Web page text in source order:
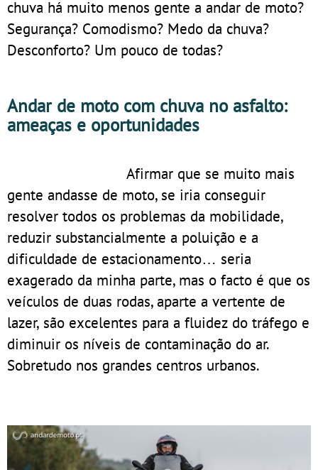
chuva há muito menos gente a andar de moto?
Segurança? Comodismo? Medo da chuva?
Desconforto? Um pouco de todas?
Andar de moto com chuva no asfalto:
ameaças e oportunidades
Afirmar que se muito mais
gente andasse de moto, se iria conseguir
resolver todos os problemas da mobilidade,
reduzir substancialmente a poluição e a
dificuldade de estacionamento… seria
exagerado da minha parte, mas o facto é que os
veículos de duas rodas, aparte a vertente de
lazer, são excelentes para a fluidez do tráfego e
diminuir os níveis de contaminação do ar.
Sobretudo nos grandes centros urbanos.